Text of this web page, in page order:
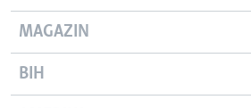
MAGAZIN
BIH